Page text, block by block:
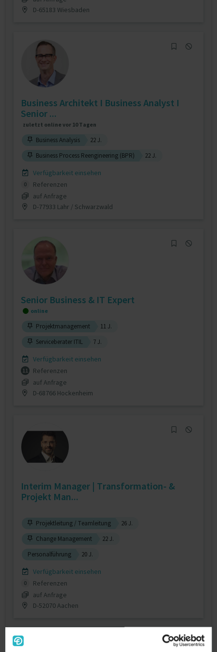
D-65183 Wiesbaden
Business Architekt I Business Analyst I
Senior ...
zuletzt online vor 10 Tagen
Business Analysis
22 J.
Business Process Reengineering (BPR)
22 J.
Verfügbarkeit einsehen
0
Referenzen
auf Anfrage
D-77933 Lahr / Schwarzwald
Senior Business & IT Expert
online
Projektmanagement
11 J.
Serviceberater ITIL
7 J.
Verfügbarkeit einsehen
11
Referenzen
auf Anfrage
D-68766 Hockenheim
Interim Manager | Transformation- &
Projekt Man...
Projektleitung / Teamleitung
26 J.
Change Management
22 J.
Personalführung
20 J.
Verfügbarkeit einsehen
0
Referenzen
auf Anfrage
D-52070 Aachen